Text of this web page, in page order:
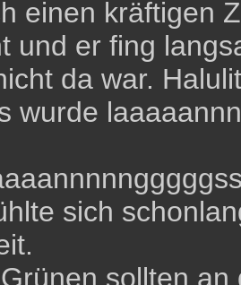
einen kräftigen
und er fing
da war.
wurde
sich
sollten